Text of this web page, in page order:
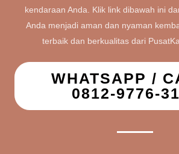
kendaraan Anda. Klik link dibawah ini
Anda menjadi aman dan nyaman
terbaik dan berkualitas dari
WHATSAPP /
0812-9776-